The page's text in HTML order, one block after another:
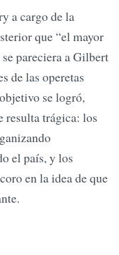
a cargo de la
que “el mayor
pareciera a Gilbert
de las operetas
se logró,
resulta trágica: los
el país, y los
en la idea de que